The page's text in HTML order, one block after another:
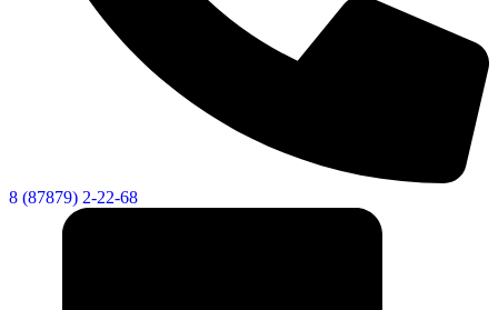
8 (87879) 2-22-68